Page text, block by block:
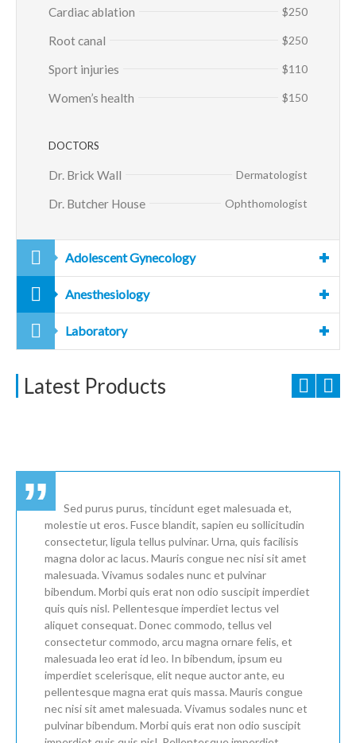
Cardiac ablation $250
Root canal $250
Sport injuries $110
Women’s health $150
DOCTORS
Dr. Brick Wall Dermatologist
Dr. Butcher House Ophthomologist
Adolescent Gynecology
Anesthesiology
Laboratory
Latest Products
Sed purus purus, tincidunt eget malesuada et,
molestie ut eros. Fusce blandit, sapien eu sollicitudin
consectetur, ligula tellus pulvinar. Urna, quis facilisis
magna dolor ac lacus. Mauris congue nec nisi sit amet
malesuada. Vivamus sodales nunc et pulvinar
bibendum. Morbi quis erat non odio suscipit imperdiet
quis quis nisl. Pellentesque imperdiet lectus vel
aliquet consequat. Donec commodo, tellus vel
consectetur commodo, arcu magna ornare felis, et
malesuada leo erat id leo. In bibendum, ipsum eu
imperdiet scelerisque, elit neque auctor ante, eu
pellentesque magna erat quis massa. Mauris congue
nec nisi sit amet malesuada. Vivamus sodales nunc et
pulvinar bibendum. Morbi quis erat non odio suscipit